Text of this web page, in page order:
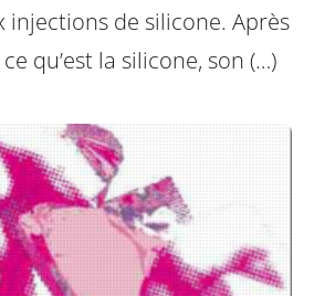
injections de silicone. Après
qu’est la silicone, son (…)